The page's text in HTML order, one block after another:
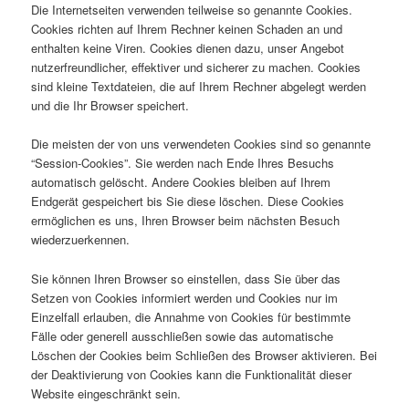
Die Internetseiten verwenden teilweise so genannte Cookies.
Cookies richten auf Ihrem Rechner keinen Schaden an und
enthalten keine Viren. Cookies dienen dazu, unser Angebot
nutzerfreundlicher, effektiver und sicherer zu machen. Cookies
sind kleine Textdateien, die auf Ihrem Rechner abgelegt werden
und die Ihr Browser speichert.
Die meisten der von uns verwendeten Cookies sind so genannte
“Session-Cookies”. Sie werden nach Ende Ihres Besuchs
automatisch gelöscht. Andere Cookies bleiben auf Ihrem
Endgerät gespeichert bis Sie diese löschen. Diese Cookies
ermöglichen es uns, Ihren Browser beim nächsten Besuch
wiederzuerkennen.
Sie können Ihren Browser so einstellen, dass Sie über das
Setzen von Cookies informiert werden und Cookies nur im
Einzelfall erlauben, die Annahme von Cookies für bestimmte
Fälle oder generell ausschließen sowie das automatische
Löschen der Cookies beim Schließen des Browser aktivieren. Bei
der Deaktivierung von Cookies kann die Funktionalität dieser
Website eingeschränkt sein.